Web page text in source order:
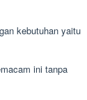
kebutuhan yaitu
ini tanpa